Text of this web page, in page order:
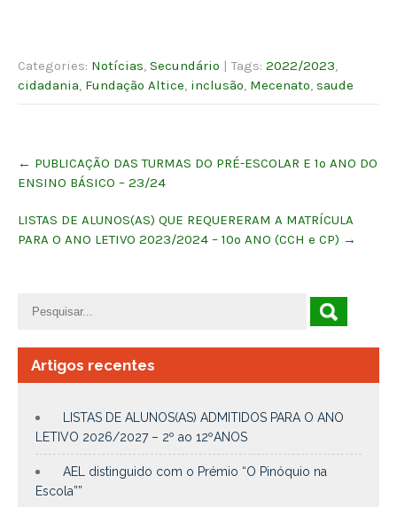
Categories: Notícias, Secundário | Tags: 2022/2023,
cidadania, Fundação Altice, inclusão, Mecenato, saude
navigation
← PUBLICAÇÃO DAS TURMAS DO PRÉ-ESCOLAR E 1º ANO DO
ENSINO BÁSICO – 23/24
LISTAS DE ALUNOS(AS) QUE REQUERERAM A MATRÍCULA
PARA O ANO LETIVO 2023/2024 – 10º ANO (CCH e CP) →
Artigos recentes
LISTAS DE ALUNOS(AS) ADMITIDOS PARA O ANO
LETIVO 2026/2027 – 2º ao 12ºANOS
AEL distinguido com o Prémio “O Pinóquio na
Escola””